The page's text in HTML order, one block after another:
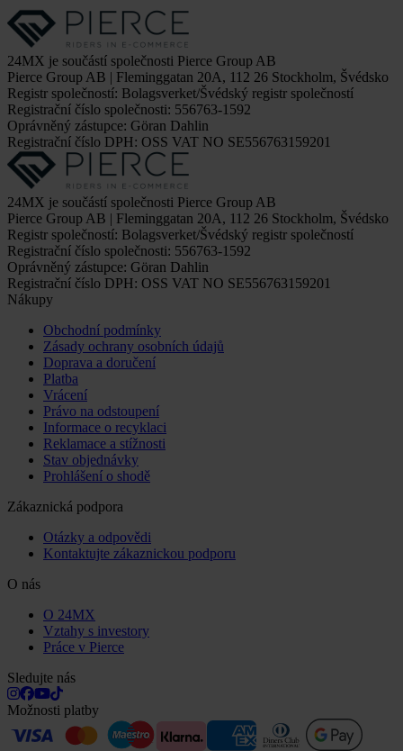
24MX je součástí společnosti Pierce Group AB
Pierce Group AB | Fleminggatan 20A, 112 26 Stockholm, Švédsko
Registr společností: Bolagsverket/Švédský registr společností
Registrační číslo společnosti: 556763-1592
Oprávněný zástupce: Göran Dahlin
Registrační číslo DPH: OSS VAT NO SE556763159201
24MX je součástí společnosti Pierce Group AB
Pierce Group AB | Fleminggatan 20A, 112 26 Stockholm, Švédsko
Registr společností: Bolagsverket/Švédský registr společností
Registrační číslo společnosti: 556763-1592
Oprávněný zástupce: Göran Dahlin
Registrační číslo DPH: OSS VAT NO SE556763159201
Nákupy
Obchodní podmínky
Zásady ochrany osobních údajů
Doprava a doručení
Platba
Vrácení
Právo na odstoupení
Informace o recyklaci
Reklamace a stížnosti
Stav objednávky
Prohlášení o shodě
Zákaznická podpora
Otázky a odpovědi
Kontaktujte zákaznickou podporu
O nás
O 24MX
Vztahy s investory
Práce v Pierce
Sledujte nás
Možnosti platby